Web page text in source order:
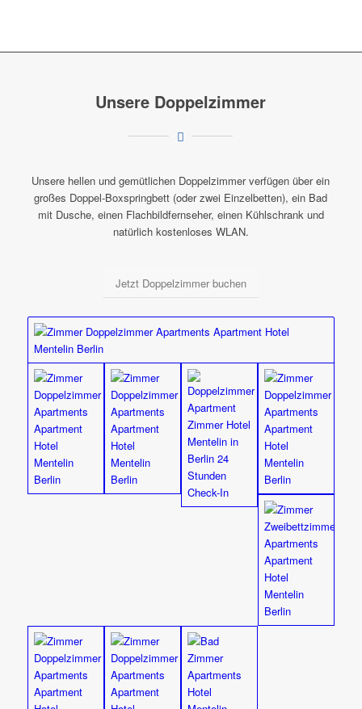
Unsere Doppelzimmer
Unsere hellen und gemütlichen Doppelzimmer verfügen über ein
großes Doppel-Boxspringbett (oder zwei Einzelbetten), ein Bad
mit Dusche, einen Flachbildfernseher, einen Kühlschrank und
natürlich kostenloses WLAN.
Jetzt Doppelzimmer buchen